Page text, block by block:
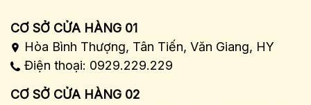
CƠ SỞ CỬA HÀNG 01
Hòa Bình Thượng, Tân Tiến, Văn Giang, HY
Điện thoại: 0929.229.229
CƠ SỞ CỬA HÀNG 02